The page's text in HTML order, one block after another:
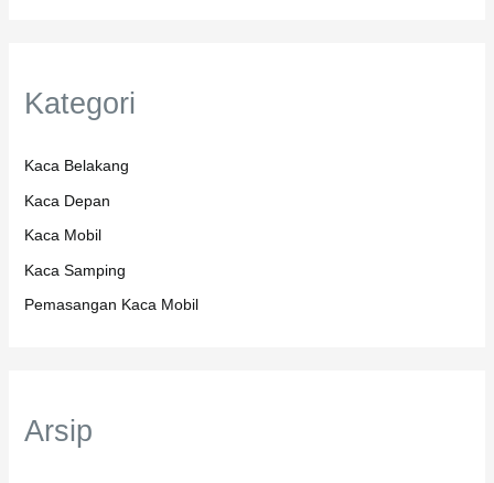
Kategori
Kaca Belakang
Kaca Depan
Kaca Mobil
Kaca Samping
Pemasangan Kaca Mobil
Arsip